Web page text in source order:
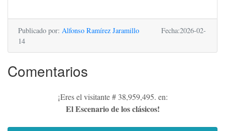
Publicado por: Alfonso Ramírez Jaramillo Fecha:2026-02-
14
Comentarios
¡Eres el visitante # 38,959,495. en:
El Escenario de los clásicos!